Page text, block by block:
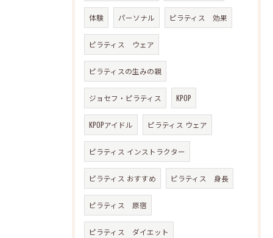
体験 パーソナル ピラティス 効果
ピラティス ウェア
ピラティスの生みの親
ジョセフ・ピラティス KPOP
KPOPアイドル ピラティス ウェア
ピラティス インストラクター
ピラティス おすすめ ピラティス 身長
ピラティス 原宿
ピラティス ダイエット